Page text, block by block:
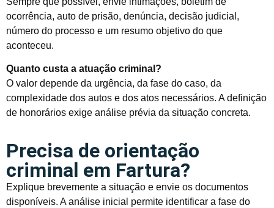
ocorrência, auto de prisão, denúncia, decisão judicial,
número do processo e um resumo objetivo do que
aconteceu.
Quanto custa a atuação criminal?
O valor depende da urgência, da fase do caso, da
complexidade dos autos e dos atos necessários. A definição
de honorários exige análise prévia da situação concreta.
Precisa de orientação
criminal em Fartura?
Explique brevemente a situação e envie os documentos
disponíveis. A análise inicial permite identificar a fase do